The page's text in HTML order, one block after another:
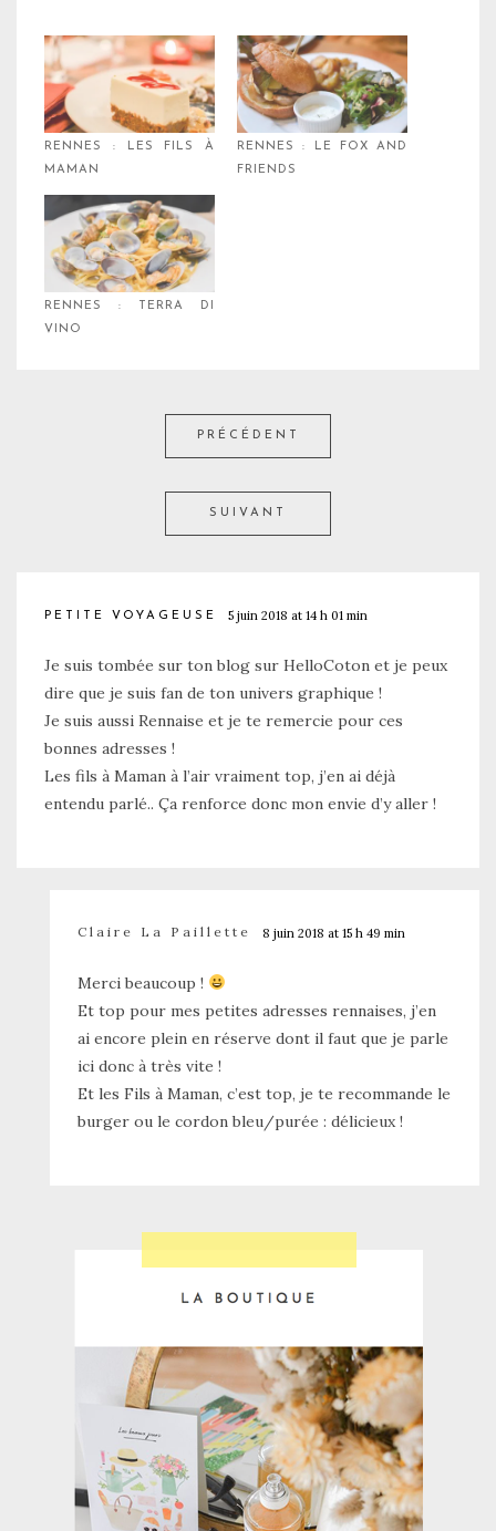
RENNES : LES FILS À
MAMAN
RENNES : LE FOX AND
FRIENDS
RENNES : TERRA DI
VINO
PRÉCÉDENT
SUIVANT
PETITE VOYAGEUSE 5 juin 2018 at 14 h 01 min
Je suis tombée sur ton blog sur HelloCoton et je peux
dire que je suis fan de ton univers graphique !
Je suis aussi Rennaise et je te remercie pour ces
bonnes adresses !
Les fils à Maman à l’air vraiment top, j’en ai déjà
entendu parlé.. Ça renforce donc mon envie d’y aller !
Claire La Paillette 8 juin 2018 at 15 h 49 min
Merci beaucoup !
Et top pour mes petites adresses rennaises, j’en
ai encore plein en réserve dont il faut que je parle
ici donc à très vite !
Et les Fils à Maman, c’est top, je te recommande le
burger ou le cordon bleu/purée : délicieux !